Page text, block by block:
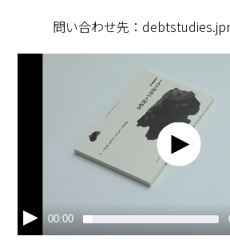
問い合わせ先：
00:00